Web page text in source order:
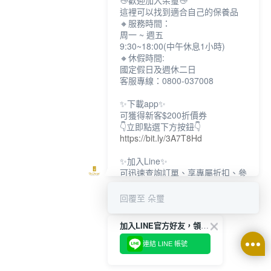
加入LINE官方好友，領取$200折價券
連結 LINE 帳號
這裡可以找到適合自己的保養品
🔸服務時間：
周一 ~ 週五
9:30~18:00(中午休息1小時)
🔸休假時間:
國定假日及週休二日
客服專線：0800-037008
✨下載app✨
可獲得新客$200折價券
👇立即點選下方按鈕👇
https://bit.ly/3A7T8Hd
✨加入Line✨
可迅速查詢訂單、享專屬折扣、參
👇立即點選下方按鈕👇
✨追蹤IG✨
👇立即點選下方按鈕👇
https://bit.ly/3w8zJm1
回覆至 朵璽